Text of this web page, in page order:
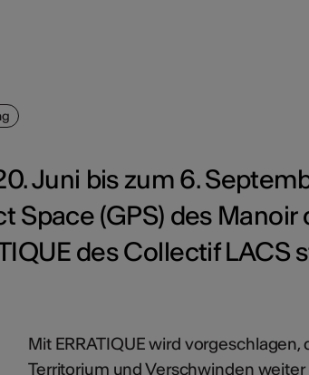
Juni bis zum 6.
Space (GPS) des
des Collectif LACS
Mit ERRATIQUE wird
Territorium und Verschwinden